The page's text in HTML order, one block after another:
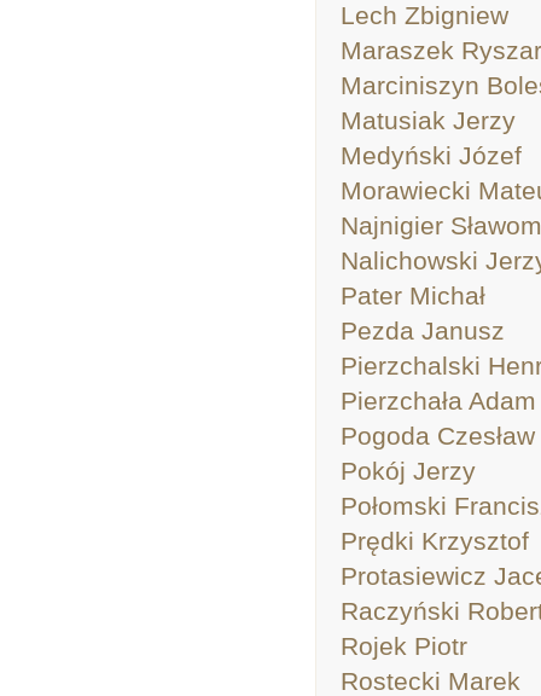
Lech Zbigniew
Maraszek
Marciniszyn
Matusiak Jerzy
Medyński Józef
Morawiecki
Najnigier
Nalichowski
Pater Michał
Pezda Janusz
Pierzchalski
Pierzchała Adam
Pogoda Czesław
Pokój Jerzy
Połomski
Prędki Krzysztof
Protasiewicz
Raczyński
Rojek Piotr
Rostecki Marek